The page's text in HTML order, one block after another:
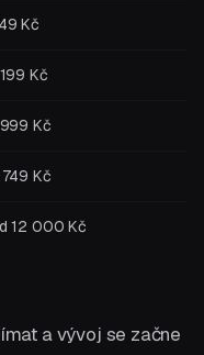
Kč
Kč
Kč
Kč
12 000 Kč
a vývoj se začne